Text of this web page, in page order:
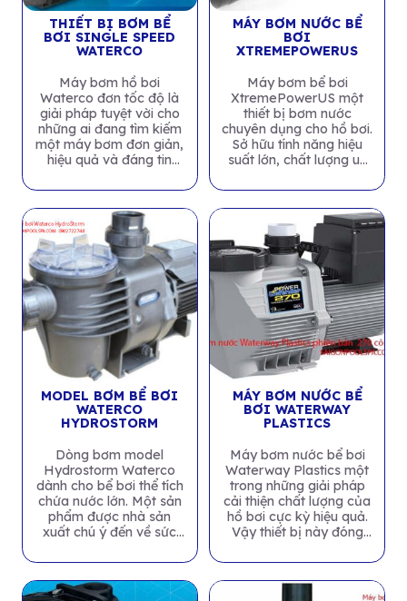
THIẾT BỊ BƠM BỂ
BƠI SINGLE SPEED
WATERCO
Máy bơm hồ bơi
Waterco đơn tốc độ là
giải pháp tuyệt vời cho
những ai đang tìm kiếm
một máy bơm đơn giản,
hiệu quả và đáng tin
MÁY BƠM NƯỚC BỂ
BƠI
XTREMEPOWERUS
Máy bơm bể bơi
XtremePowerUS một
thiết bị bơm nước
chuyên dụng cho hồ bơi.
Sở hữu tính năng hiệu
suất lớn, chất lượng uy
MODEL BƠM BỂ BƠI
WATERCO
HYDROSTORM
Dòng bơm model
Hydrostorm Waterco
dành cho bể bơi thể tích
chứa nước lớn. Một sản
phẩm được nhà sản
xuất chú ý đến về sức
MÁY BƠM NƯỚC BỂ
BƠI WATERWAY
PLASTICS
Máy bơm nước bể bơi
Waterway Plastics một
trong những giải pháp
cải thiện chất lượng của
hồ bơi cực kỳ hiệu quả.
Vậy thiết bị này đóng